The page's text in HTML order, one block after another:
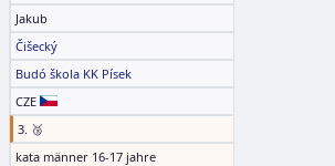
Jakub
Čišecký
Budó škola KK Písek
CZE
3. 🥉
kata männer 16-17 jahre